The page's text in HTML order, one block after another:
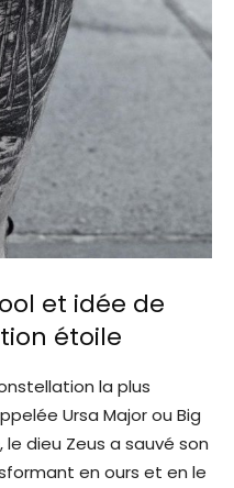
et idée de
étoile
la plus
Ursa Major ou Big
dieu Zeus a sauvé son
en ours et en le